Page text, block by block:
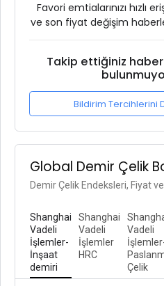
Favori emtialarınızı hızlı
ve son fiyat değişim
Takip ettiğiniz
Bildirim Tercihlerini
Global Demir Çelik
Demir Çelik Endeksleri, Fiyat
Shanghai
Vadeli
İşlemler-
İnşaat
demiri
Shanghai
Vadeli
İşlemler
HRC
Vadeli
Çelik